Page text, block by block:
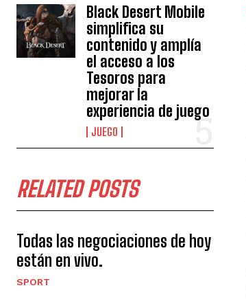
Black Desert Mobile
simplifica su
contenido y amplía
el acceso a los
Tesoros para
mejorar la
experiencia de juego
JUEGO
RELATED POSTS
Todas las negociaciones de hoy
están en vivo.
SPORT